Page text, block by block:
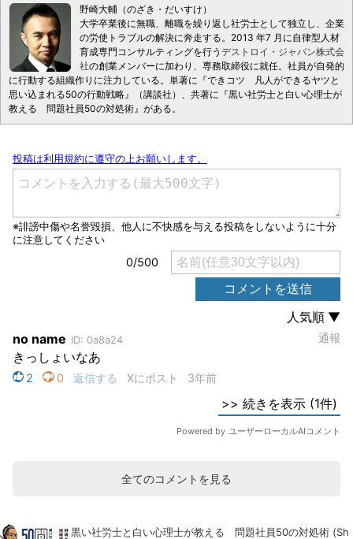
野崎大輔（のざき・だいすけ）
大学卒業後に無職、離職を繰り返し社労士として独立し、企業
の労使トラブルの解決に奔走する。2013 年7 月に自律型人材
育成専門コンサルティングを行う デストロイ・ジャパン株式会
社の創業メンバーに加わり、専務取締役に就任。社員が自発的
に行動する組織作りに注力している。単著に『できコツ 凡人ができるヤツと
思い込まれる50の行動戦略』（講談社）、共著に『黒い社労士と白い心理士が
教える 問題社員50の対処術』がある。
全てのコメントを見る
黒い社労士と白い心理士が教える 問題社員50の対処術 (Sh